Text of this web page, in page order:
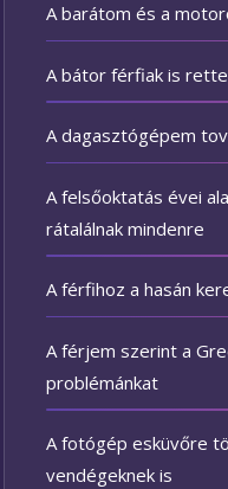
A barátom és a
A bátor férfiak is
A dagasztógépem
A felsőoktatás évei
rátalálnak mindenre
A férfihoz a hasán
A férjem szerint a
problémánkat
A fotógép esküvőre
vendégeknek is